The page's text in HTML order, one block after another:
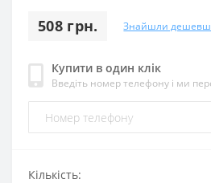
508 грн. Знайшли
Купити в один клік
Введіть номер телефону і ми
Кількість: